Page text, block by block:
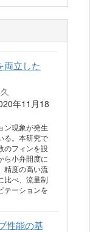
両立した
年11月18
ン現象が発生
る。本研究で
のフィンを設
ら小弁開度に
精度の高い流
比べ、流量制
テーションを
性能の基